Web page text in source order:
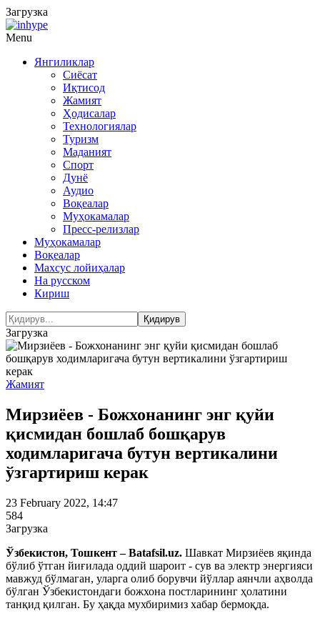
Загрузка
Menu
Янгиликлар
Сиёсат
Иқтисод
Жамият
Ҳодисалар
Технологиялар
Туризм
Маданият
Спорт
Дунё
Аудио
Воқеалар
Муҳокамалар
Пресс-релизлар
Муҳокамалар
Воқеалар
Махсус лойиҳалар
На русском
Кириш
Загрузка
Жамият
Мирзиёев - Божхонанинг энг қуйи
қисмидан бошлаб бошқарув
ходимларигача бутун вертикалини
ўзгартириш керак
23 February 2022, 14:47
584
Загрузка
Ўзбекистон, Тошкент – Batafsil.uz. Шавкат Мирзиёев яқинда
бўлиб ўтган йиғилада оддий шароит - сув ва электр энергияси
мавжуд бўлмаган, уларга олиб борувчи йўллар аянчли аҳволда
бўлган Ўзбекистондаги божхона постларининг ҳолатини
танқид қилган. Бу ҳақда мухбиримиз хабар бермоқда.